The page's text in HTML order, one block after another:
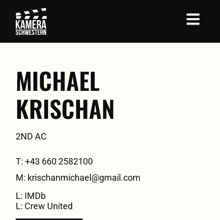
MICHAEL
KRISCHAN
2ND AC
T: +43 660 2582100
M: krischanmichael@gmail.com
L: IMDb
L: Crew United